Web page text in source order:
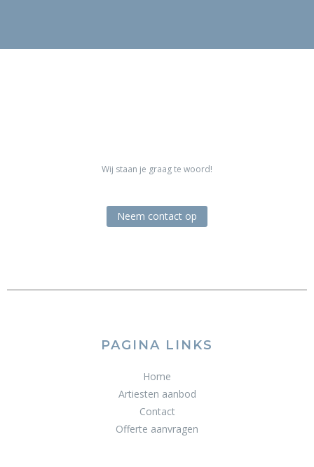
Wij staan je graag te woord!
Neem contact op
PAGINA LINKS
Home
Artiesten aanbod
Contact
Offerte aanvragen